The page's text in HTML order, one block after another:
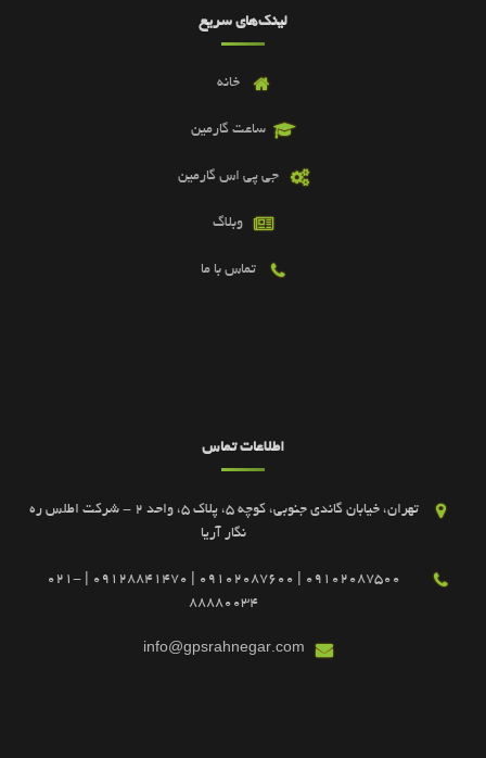
لینک‌های سریع
خانه
ساعت گارمین
جی پی اس گارمین
وبلاگ
تماس با ما
اطلاعات تماس
تهران، خیابان گاندی جنوبی، کوچه 5، پلاک 5، واحد 2 - شرکت اطلس ره
نگار آریا
09102087500 | 09102087600 | 09128841470 | 021-
88880034
info@gpsrahnegar.com